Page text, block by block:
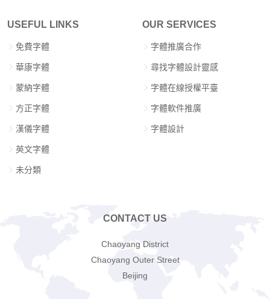
USEFUL LINKS
免費字體
華康字體
蒙納字體
方正字體
漢儀字體
英文字體
未分類
OUR SERVICES
字體推廣合作
尋找字體設計靈感
字體在線授權平臺
字體軟件推廣
字體設計
CONTACT US
Chaoyang District
Chaoyang Outer Street
Beijing